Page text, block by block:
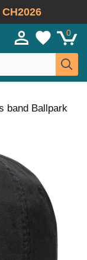
CH2026
0
band Ballpark